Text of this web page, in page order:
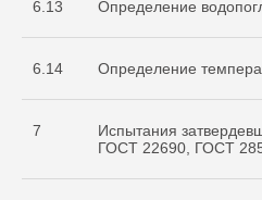
6.13 Определение
6.14 Определение
7
Испытания
ГОСТ 22690, ГОСТ
info@sdo-eng.ru